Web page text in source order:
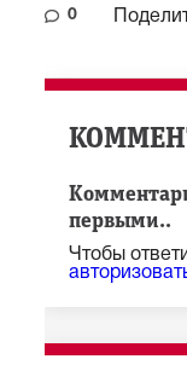
0
первыми..
Чтобы